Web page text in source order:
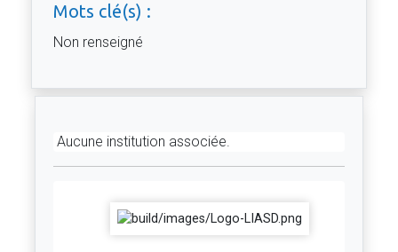
Mots clé(s) :
Non renseigné
Aucune institution associée.